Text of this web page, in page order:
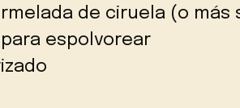
de ciruela (o más
espolvorear